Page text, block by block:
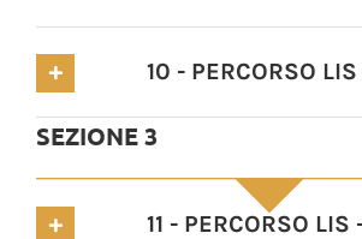
10 - PERCORSO
SEZIONE 3
11 - PERCORSO LIS